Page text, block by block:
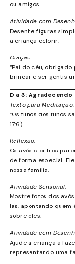
ou amigos.
Atividade com
Desenhe figuras
a criança colorir.
Oração:
“Pai do céu, obrigado
brincar e ser gentis
Dia 3: Agradecendo
Texto para Meditação:
“Os filhos dos filhos
17:6).
Reflexão:
Os avós e outros
de forma especial.
nossa família.
Atividade Sensorial:
Mostre fotos dos
las, apontando quem
sobre eles.
Atividade com
Ajude a criança a
representando uma